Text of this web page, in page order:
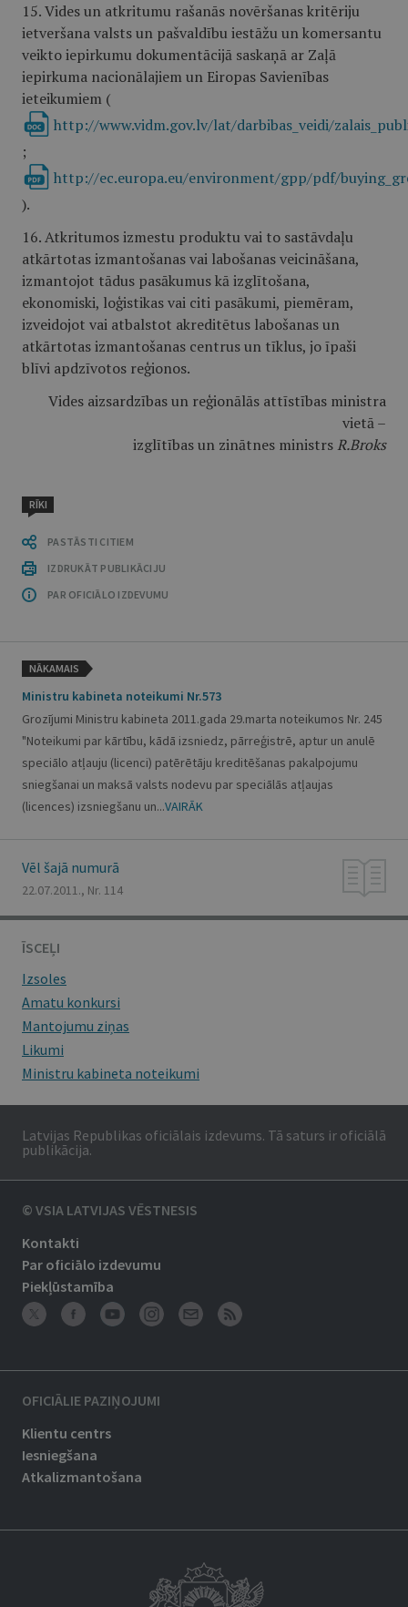
15. Vides un atkritumu rašanās novēršanas kritēriju
ietveršana valsts un pašvaldību iestāžu un komersantu
veikto iepirkumu dokumentācijā saskaņā ar Zaļā
iepirkuma nacionālajiem un Eiropas Savienības
ieteikumiem (
http://www.vidm.gov.lv/lat/darbibas_veidi/
;
http://ec.europa.eu/environment/gpp/pdf/
).
16. Atkritumos izmestu produktu vai to sastāvdaļu
atkārtotas izmantošanas vai labošanas veicināšana,
izmantojot tādus pasākumus kā izglītošana,
ekonomiski, loģistikas vai citi pasākumi, piemēram,
izveidojot vai atbalstot akreditētus labošanas un
atkārtotas izmantošanas centrus un tīklus, jo īpaši
blīvi apdzīvotos reģionos.
Vides aizsardzības un reģionālās attīstības ministra
vietā –
izglītības un zinātnes ministrsR.Broks
RĪKI
PASTĀSTI CITIEM
IZDRUKĀT PUBLIKĀCIJU
PAR OFICIĀLO IZDEVUMU
NĀKAMAIS
Ministru kabineta noteikumi Nr.573
Grozījumi Ministru kabineta 2011.gada 29.marta noteikumos Nr. 245
"Noteikumi par kārtību, kādā izsniedz, pārreģistrē, aptur un anulē
speciālo atļauju (licenci) patērētāju kreditēšanas pakalpojumu
sniegšanai un maksā valsts nodevu par speciālās atļaujas
(licences) izsniegšanu un...VAIRĀK
Vēl šajā numurā
22.07.2011., Nr. 114
ĪSCEĻI
Izsoles
Amatu konkursi
Mantojumu ziņas
Likumi
Ministru kabineta noteikumi
Latvijas Republikas oficiālais izdevums. Tā saturs ir oficiālā
publikācija.
© VSIA LATVIJAS VĒSTNESIS
Kontakti
Par oficiālo izdevumu
Piekļūstamība
OFICIĀLIE PAZIŅOJUMI
Klientu centrs
Iesniegšana
Atkalizmantošana